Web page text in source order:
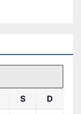
S D